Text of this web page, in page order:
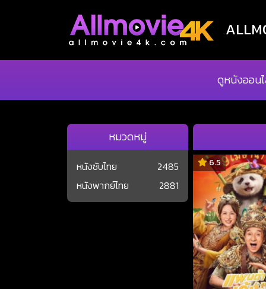
ดูหนังออน
หมวดหมู่
หนังซับไทย
2485
หนังพากย์ไทย
2881
6.5